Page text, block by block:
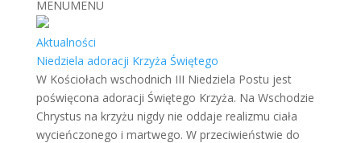
MENUMENU
Aktualności
Niedziela adoracji Krzyża Świętego
W Kościołach wschodnich III Niedziela Postu jest
poświęcona adoracji Świętego Krzyża. Na Wschodzie
Chrystus na krzyżu nigdy nie oddaje realizmu ciała
wycieńczonego i martwego. W przeciwieństwie do